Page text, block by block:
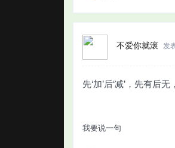
不爱你就滚 发
先‘加’后‘减’，先有后
我要说一句